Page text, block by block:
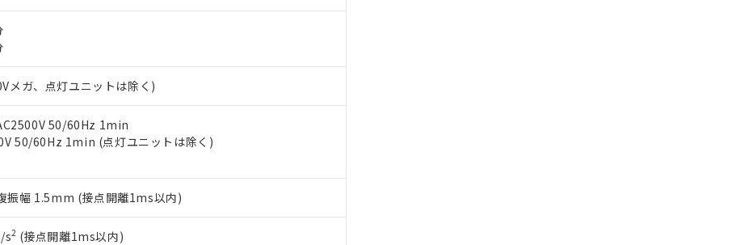
メガ、点灯ユニットは除く)
50/60Hz 1min
50/60Hz 1min (点灯ユニットは除く)
振幅 1.5mm (接点開離1ms以内)
s2 (接点開離1ms以内)
します。
物質）の非含有証明書
明書（当社基準）
時点で非含有を証明するもので、過去に遡って非含有を証明するものではありません。
のフタル酸エステル類４物質の対応では、対応完了までの期間は出荷製品に未対応品が
備考欄に対応日を記載しておりました。
品への在庫切替を完了していることから、特段のことがない限り、2022年1月12日よ
す。